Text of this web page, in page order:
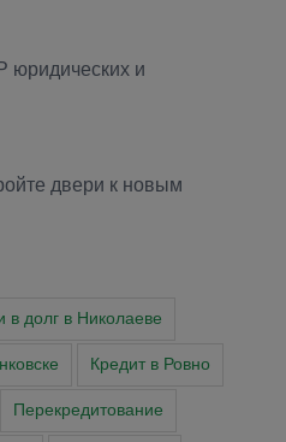
юридических и
двери к новым
в долг в Николаеве
Кредит в Ровно
Перекредитование